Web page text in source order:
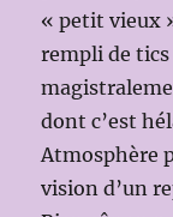
« petit vieux
rempli de
dont c’est
Atmosphère
vision d’un